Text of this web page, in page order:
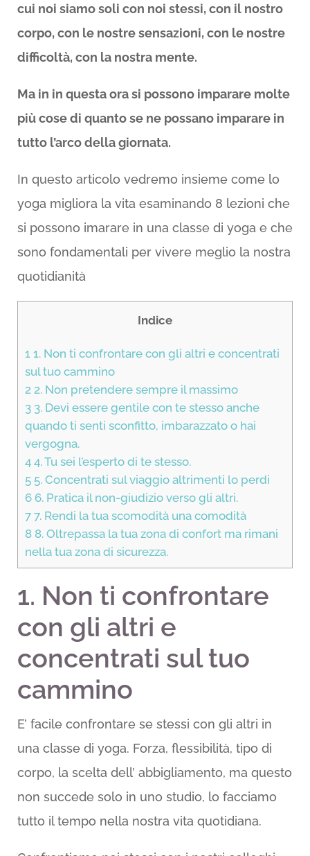
cui noi siamo soli con noi stessi, con il nostro
corpo, con le nostre sensazioni, con le nostre
difficoltà, con la nostra mente.
Ma in in questa ora si possono imparare molte
più cose di quanto se ne possano imparare in
tutto l’arco della giornata.
In questo articolo vedremo insieme come lo
yoga migliora la vita esaminando 8 lezioni che
si possono imarare in una classe di yoga e che
sono fondamentali per vivere meglio la nostra
quotidianità
Indice
1 1. Non ti confrontare con gli altri e concentrati
sul tuo cammino
2 2. Non pretendere sempre il massimo
33. Devi essere gentile con te stesso anche
quando ti senti sconfitto, imbarazzato o hai
vergogna.
44. Tu sei l’esperto di te stesso.
55. Concentrati sul viaggio altrimenti lo perdi
66. Pratica il non-giudizio verso gli altri.
77. Rendi la tua scomodità una comodità
88. Oltrepassa la tua zona di confort ma rimani
nella tua zona di sicurezza.
1. Non ti confrontare
con gli altri e
concentrati sul tuo
cammino
E’ facile confrontare se stessi con gli altri in
una classe di yoga. Forza, flessibilità, tipo di
corpo, la scelta dell’ abbigliamento, ma questo
non succede solo in uno studio, lo facciamo
tutto il tempo nella nostra vita quotidiana.